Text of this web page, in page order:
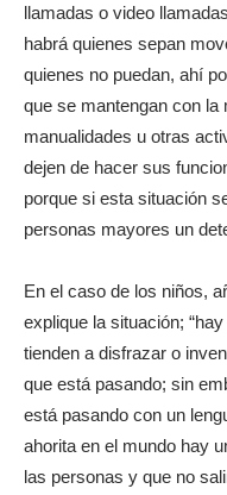
llamadas o video
habrá quienes sepan
quienes no puedan, ahí
que se mantengan con la
manualidades u otras
dejen de hacer sus
porque si esta situación
personas mayores un
En el caso de los niños,
explique la situación;
tienden a disfrazar o
que está pasando; sin
está pasando con un
ahorita en el mundo hay
las personas y que no